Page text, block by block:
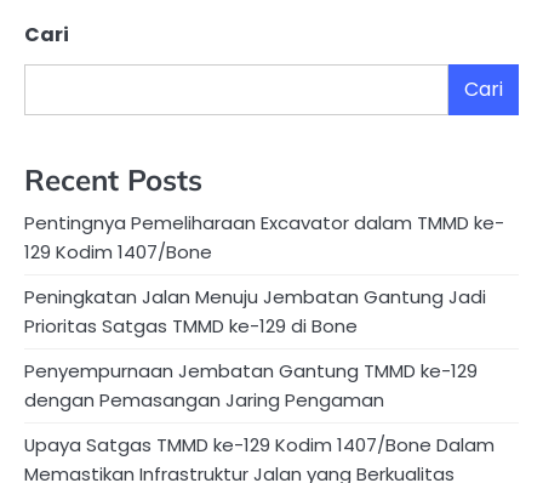
Cari
Cari
Recent Posts
Pentingnya Pemeliharaan Excavator dalam TMMD ke-
129 Kodim 1407/Bone
Peningkatan Jalan Menuju Jembatan Gantung Jadi
Prioritas Satgas TMMD ke-129 di Bone
Penyempurnaan Jembatan Gantung TMMD ke-129
dengan Pemasangan Jaring Pengaman
Upaya Satgas TMMD ke-129 Kodim 1407/Bone Dalam
Memastikan Infrastruktur Jalan yang Berkualitas